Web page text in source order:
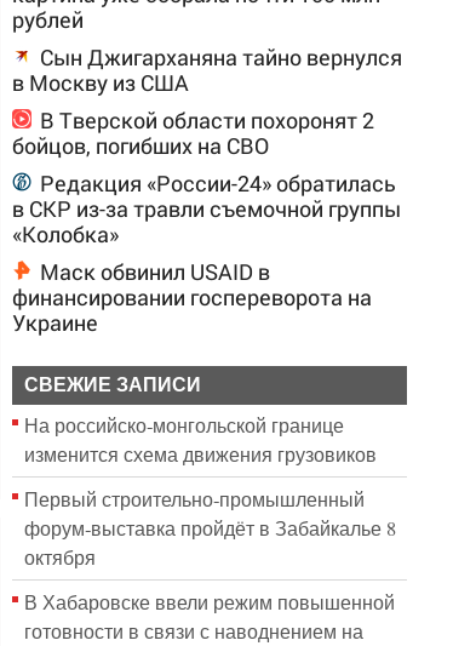
рублей
Сын Джигарханяна тайно вернулся
в Москву из США
В Тверской области похоронят 2
бойцов, погибших на СВО
Редакция «России-24» обратилась
в СКР из-за травли съемочной группы
«Колобка»
Маск обвинил USAID в
финансировании госпереворота на
Украине
СВЕЖИЕ ЗАПИСИ
На российско‑монгольской границе
изменится схема движения грузовиков
Первый строительно‑промышленный
форум‑выставка пройдёт в Забайкалье 8
октября
В Хабаровске ввели режим повышенной
готовности в связи с наводнением на